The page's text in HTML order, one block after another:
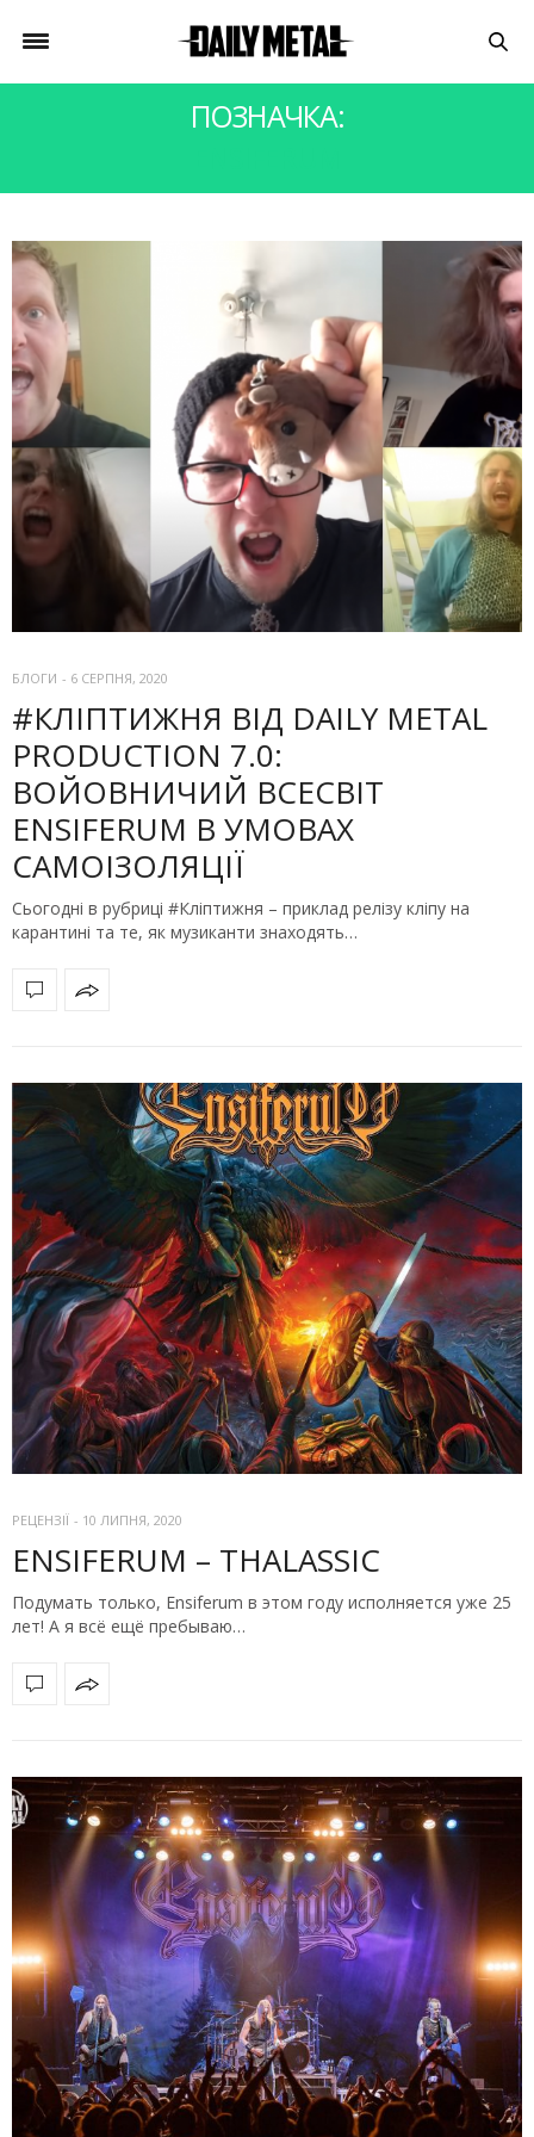
ПОЗНАЧКА:
БЛОГИ - 6 СЕРПНЯ, 2020
#КЛІПТИЖНЯ ВІД DAILY METAL
PRODUCTION 7.0:
ВОЙОВНИЧИЙ ВСЕСВІТ
ENSIFERUM В УМОВАХ
САМОІЗОЛЯЦІЇ
Сьогодні в рубриці #Кліптижня – приклад релізу кліпу на
карантині та те, як музиканти знаходять…
РЕЦЕНЗІЇ - 10 ЛИПНЯ, 2020
ENSIFERUM – THALASSIC
Подумать только, Ensiferum в этом году исполняется уже 25
лет! А я всё ещё пребываю…